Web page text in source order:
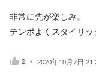
非常に先が楽しみ。
テンポよくスタイリッ
2 2020年10月7日